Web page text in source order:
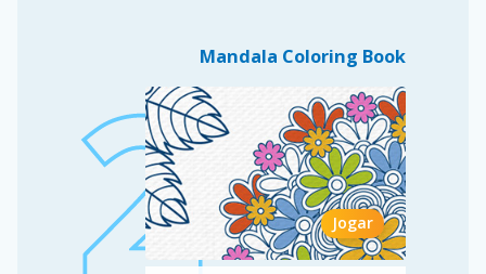
Mandala Coloring Book
Jogar